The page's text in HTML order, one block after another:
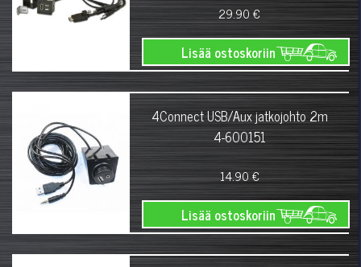
29.90 €
Lisää ostoskoriin
4Connect USB/Aux jatkojohto 2m
4-600151
14.90 €
Lisää ostoskoriin